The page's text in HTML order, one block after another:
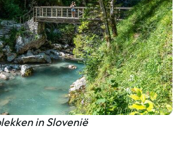
in Slovenië